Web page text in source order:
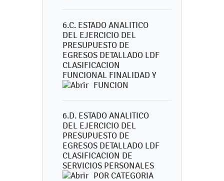
6.C. ESTADO ANALITICO
DEL EJERCICIO DEL
PRESUPUESTO DE
EGRESOS DETALLADO LDF
CLASIFICACION
FUNCIONAL FINALIDAD Y
FUNCION
6.D. ESTADO ANALITICO
DEL EJERCICIO DEL
PRESUPUESTO DE
EGRESOS DETALLADO LDF
CLASIFICACION DE
SERVICIOS PERSONALES
POR CATEGORIA